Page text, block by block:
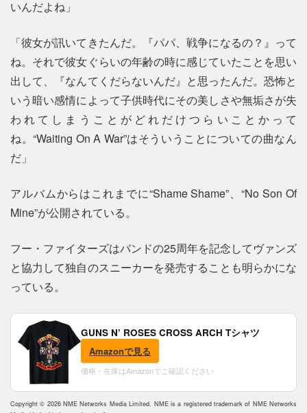
いんだよね」
「彼女が訊いてきたんだ。『パパ、戦争になるの？』って
ね。それで彼女ぐらいの年齢の時に感じていたことを思い
出して、『なんてくだらないんだ』と思ったんだ。恐怖と
いう暗い感情によって子供時代にその美しさや無垢さが失
われてしまうことがどれだけつらいことかって
ね。“Waiting On A War”はそういうことについての曲なん
だ」
アルバムからはこれまでに“Shame Shame”、“No Son Of
Mine”が公開されている。
フー・ファイターズはバンドの25周年を記念してヴァンズ
と協力して独自のスニーカーを発売することも明らかにな
っている。
GUNS N’ ROSES CROSS ARCH Tシャツ
Amazonで見る
価格・在庫はAmazonでご確認ください
Copyright © 2026 NME Networks Media Limited. NME is a registered trademark of NME Networks